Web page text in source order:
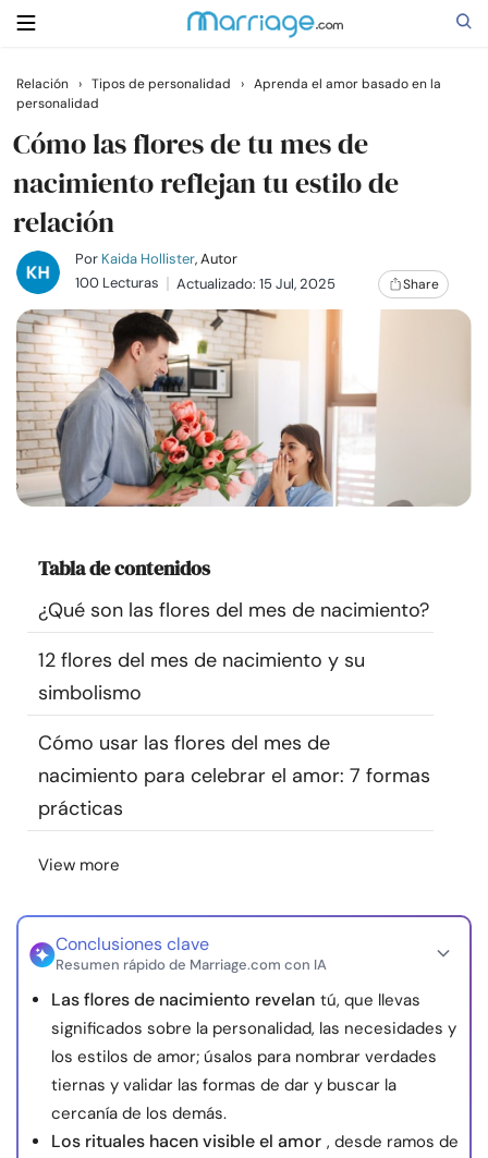
Buscar
Casarse
Relaciones
Familia
Ayuda
Cursos
Recursos
Comunidad
Encuentra un terapeuta
Idioma
Sobre nosotros Contáctanos Escríbenos
Publicidad con
nosotros
Relación › Tipos de personalidad › Aprenda el amor basado en la
personalidad
Cómo las flores de tu mes de
nacimiento reflejan tu estilo de
relación
Por Kaida Hollister, Autor
100 Lecturas
Actualizado: 15 Jul, 2025 Share
Tabla de contenidos
¿Qué son las flores del mes de nacimiento?
12 flores del mes de nacimiento y su
simbolismo
Cómo usar las flores del mes de
nacimiento para celebrar el amor: 7 formas
prácticas
View more
Conclusiones clave
Resumen rápido de Marriage.com con IA
Las flores de nacimiento revelan tú, que llevas
significados sobre la personalidad, las necesidades y
los estilos de amor; úsalos para nombrar verdades
tiernas y validar las formas de dar y buscar la
cercanía de los demás.
Los rituales hacen visible el amor , desde ramos de